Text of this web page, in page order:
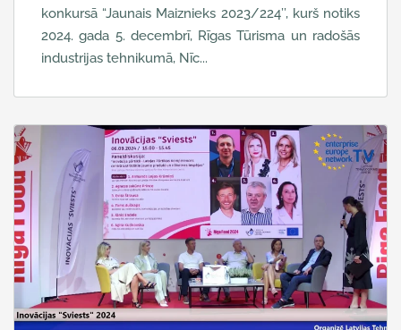
konkursā “Jaunais Maiznieks 2023/224’’, kurš notiks
2024. gada 5. decembrī, Rīgas Tūrisma un radošās
industrijas tehnikumā, Nīc...